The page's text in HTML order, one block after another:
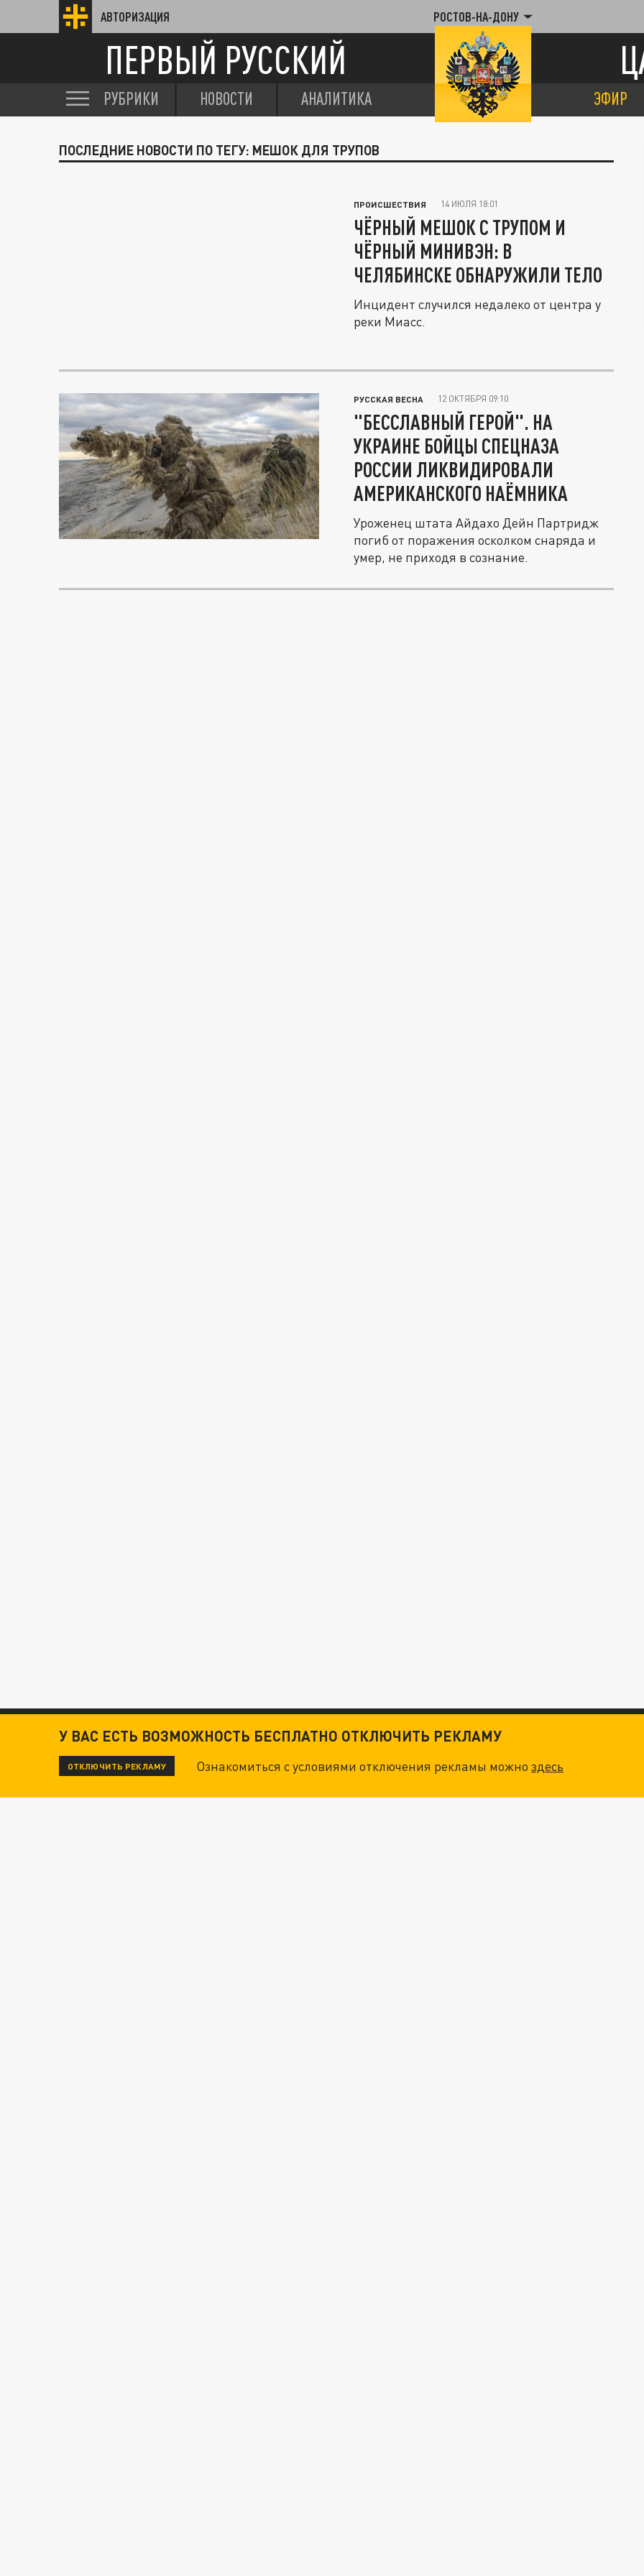
АВТОРИЗАЦИЯ РОСТОВ-НА-ДОНУ
ПЕРВЫЙ РУССКИЙ
РУБРИКИ НОВОСТИ АНАЛИТИКА ЭФИР
ПОСЛЕДНИЕ НОВОСТИ ПО ТЕГУ: МЕШОК ДЛЯ ТРУПОВ
ПРОИСШЕСТВИЯ 14 ИЮЛЯ 18:01
ЧЁРНЫЙ МЕШОК С ТРУПОМ И
ЧЁРНЫЙ МИНИВЭН: В
ЧЕЛЯБИНСКЕ ОБНАРУЖИЛИ ТЕЛО
Инцидент случился недалеко от центра у
реки Миасс.
РУССКАЯ ВЕСНА 12 ОКТЯБРЯ 09:10
"БЕССЛАВНЫЙ ГЕРОЙ". НА
УКРАИНЕ БОЙЦЫ СПЕЦНАЗА
РОССИИ ЛИКВИДИРОВАЛИ
АМЕРИКАНСКОГО НАЁМНИКА
Уроженец штата Айдахо Дейн Партридж
погиб от поражения осколком снаряда и
умер, не приходя в сознание.
У ВАС ЕСТЬ ВОЗМОЖНОСТЬ БЕСПЛАТНО ОТКЛЮЧИТЬ РЕКЛАМУ
ОТКЛЮЧИТЬ РЕКЛАМУ Ознакомиться с условиями отключения рекламы можноздесь